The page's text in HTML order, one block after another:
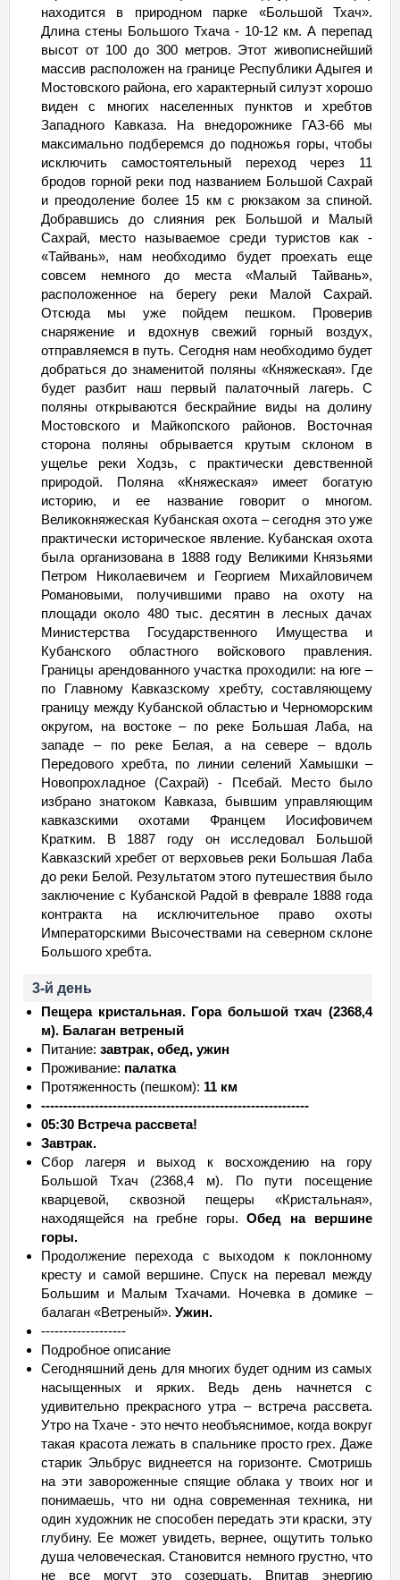
находится в природном парке «Большой Тхач».
Длина стены Большого Тхача - 10-12 км. А перепад
высот от 100 до 300 метров. Этот живописнейший
массив расположен на границе Республики Адыгея и
Мостовского района, его характерный силуэт хорошо
виден с многих населенных пунктов и хребтов
Западного Кавказа. На внедорожнике ГАЗ-66 мы
максимально подберемся до подножья горы, чтобы
исключить самостоятельный переход через 11
бродов горной реки под названием Большой Сахрай
и преодоление более 15 км с рюкзаком за спиной.
Добравшись до слияния рек Большой и Малый
Сахрай, место называемое среди туристов как -
«Тайвань», нам необходимо будет проехать еще
совсем немного до места «Малый Тайвань»,
расположенное на берегу реки Малой Сахрай.
Отсюда мы уже пойдем пешком. Проверив
снаряжение и вдохнув свежий горный воздух,
отправляемся в путь. Сегодня нам необходимо будет
добраться до знаменитой поляны «Княжеская». Где
будет разбит наш первый палаточный лагерь. С
поляны открываются бескрайние виды на долину
Мостовского и Майкопского районов. Восточная
сторона поляны обрывается крутым склоном в
ущелье реки Ходзь, с практически девственной
природой. Поляна «Княжеская» имеет богатую
историю, и ее название говорит о многом.
Великокняжеская Кубанская охота – сегодня это уже
практически историческое явление. Кубанская охота
была организована в 1888 году Великими Князьями
Петром Николаевичем и Георгием Михайловичем
Романовыми, получившими право на охоту на
площади около 480 тыс. десятин в лесных дачах
Министерства Государственного Имущества и
Кубанского областного войскового правления.
Границы арендованного участка проходили: на юге –
по Главному Кавказскому хребту, составляющему
границу между Кубанской областью и Черноморским
округом, на востоке – по реке Большая Лаба, на
западе – по реке Белая, а на севере – вдоль
Передового хребта, по линии селений Хамышки –
Новопрохладное (Сахрай) - Псебай. Место было
избрано знатоком Кавказа, бывшим управляющим
кавказскими охотами Францем Иосифовичем
Кратким. В 1887 году он исследовал Большой
Кавказский хребет от верховьев реки Большая Лаба
до реки Белой. Результатом этого путешествия было
заключение с Кубанской Радой в феврале 1888 года
контракта на исключительное право охоты
Императорскими Высочествами на северном склоне
Большого хребта.
3-й день
Пещера кристальная. Гора большой тхач (2368,4
м). Балаган ветреный
Питание: завтрак, обед, ужин
Проживание: палатка
Протяженность (пешком): 11 км
------------------------------------------------------------
05:30 Встреча рассвета!
Завтрак.
Сбор лагеря и выход к восхождению на гору
Большой Тхач (2368,4 м). По пути посещение
кварцевой, сквозной пещеры «Кристальная»,
находящейся на гребне горы.Обед на вершине
горы.
Продолжение перехода с выходом к поклонному
кресту и самой вершине. Спуск на перевал между
Большим и Малым Тхачами. Ночевка в домике –
балаган «Ветреный». Ужин.
-------------------
Подробное описание
Сегодняшний день для многих будет одним из самых
насыщенных и ярких. Ведь день начнется с
удивительно прекрасного утра – встреча рассвета.
Утро на Тхаче - это нечто необъяснимое, когда вокруг
такая красота лежать в спальнике просто грех. Даже
старик Эльбрус виднеется на горизонте. Смотришь
на эти завороженные спящие облака у твоих ног и
понимаешь, что ни одна современная техника, ни
один художник не способен передать эти краски, эту
глубину. Ее может увидеть, вернее, ощутить только
душа человеческая. Становится немного грустно, что
не все могут это созерцать. Впитав энергию